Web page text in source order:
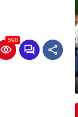
598